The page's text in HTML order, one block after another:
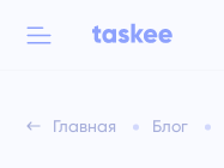
Главная Блог